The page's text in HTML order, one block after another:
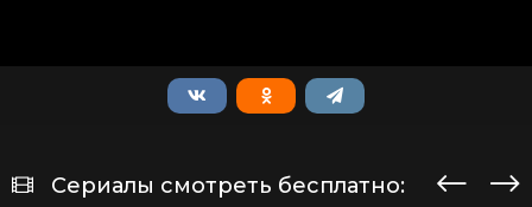
Сериалы смотреть бесплатно: